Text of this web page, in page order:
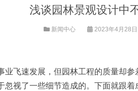
浅谈园林景观设计中
新闻中心 2023年4月28日
业飞速发展，但园林工程的质量却
忽视了一些细节造成的。下面就跟着